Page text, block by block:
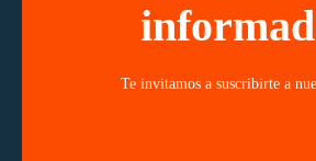
Te invitamos a suscribirte a